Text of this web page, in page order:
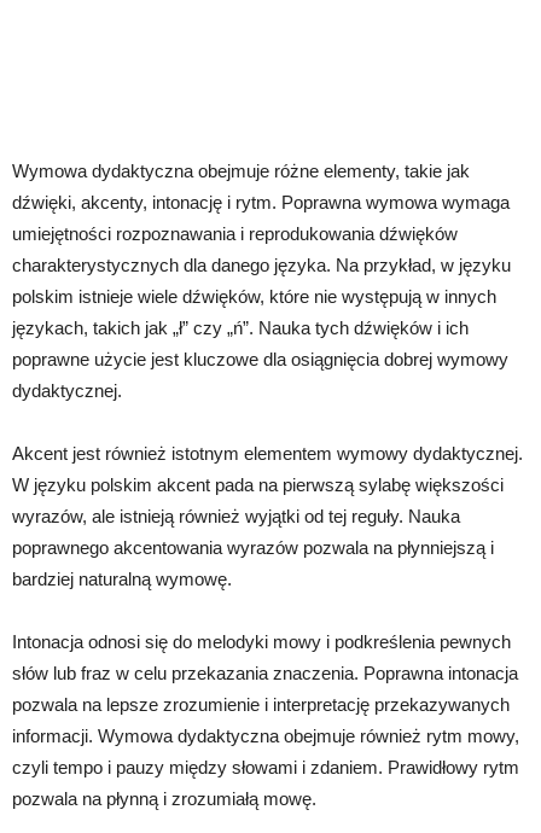
Wymowa dydaktyczna obejmuje różne elementy, takie jak
dźwięki, akcenty, intonację i rytm. Poprawna wymowa wymaga
umiejętności rozpoznawania i reprodukowania dźwięków
charakterystycznych dla danego języka. Na przykład, w języku
polskim istnieje wiele dźwięków, które nie występują w innych
językach, takich jak „ł” czy „ń”. Nauka tych dźwięków i ich
poprawne użycie jest kluczowe dla osiągnięcia dobrej wymowy
dydaktycznej.
Akcent jest również istotnym elementem wymowy dydaktycznej.
W języku polskim akcent pada na pierwszą sylabę większości
wyrazów, ale istnieją również wyjątki od tej reguły. Nauka
poprawnego akcentowania wyrazów pozwala na płynniejszą i
bardziej naturalną wymowę.
Intonacja odnosi się do melodyki mowy i podkreślenia pewnych
słów lub fraz w celu przekazania znaczenia. Poprawna intonacja
pozwala na lepsze zrozumienie i interpretację przekazywanych
informacji. Wymowa dydaktyczna obejmuje również rytm mowy,
czyli tempo i pauzy między słowami i zdaniem. Prawidłowy rytm
pozwala na płynną i zrozumiałą mowę.